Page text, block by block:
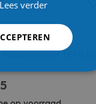
16Ml 100
Lees verder